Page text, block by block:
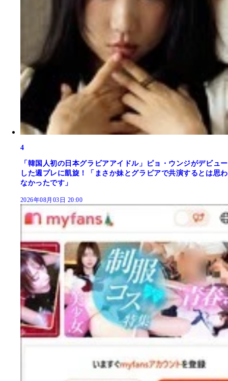
4
「韓国人初の日本グラビアアイドル」ピョ・ウンジがデビュー
した週プレに凱旋！「まさか妹とグラビアで共演するとは思わ
なかったです」
2026年08月03日 20:00